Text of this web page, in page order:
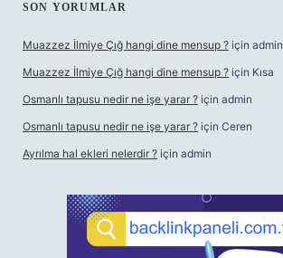
SON YORUMLAR
Muazzez İlmiye Çığ hangi dine mensup ? için admin
Muazzez İlmiye Çığ hangi dine mensup ? için Kısa
Osmanlı tapusu nedir ne işe yarar ? için admin
Osmanlı tapusu nedir ne işe yarar ? için Ceren
Ayrılma hal ekleri nelerdir ? için admin